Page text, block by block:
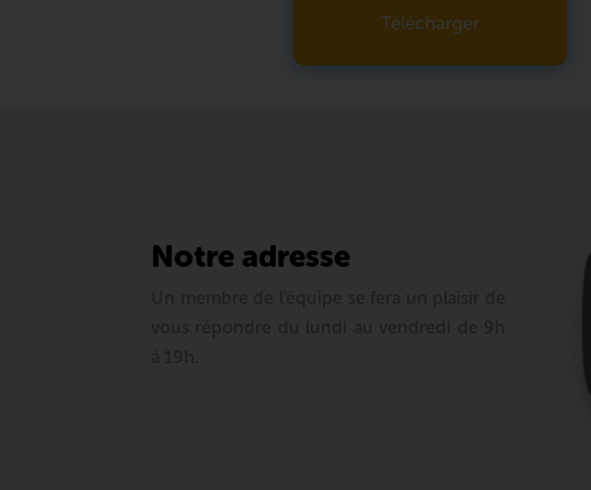
Télécharger
Notre adresse